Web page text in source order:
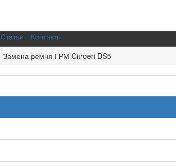
Статьи
Контакты
Замена ремня ГРМ Citroen DS5